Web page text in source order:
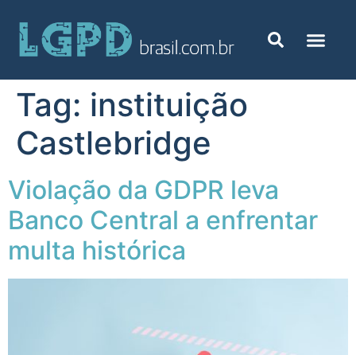
Tag: instituição
Castlebridge
Violação da GDPR leva
Banco Central a enfrentar
multa histórica